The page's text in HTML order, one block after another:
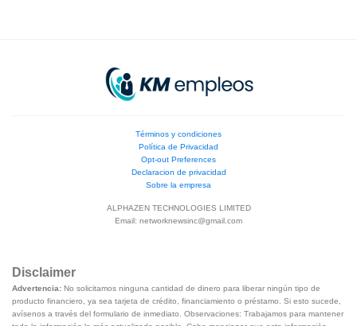
Términos y condiciones
Política de Privacidad
Opt-out Preferences
Declaracion de privacidad
Sobre la empresa
ALPHAZEN TECHNOLOGIES LIMITED
Email: networknewsinc@gmail.com
Disclaimer
Advertencia: No solicitamos ninguna cantidad de dinero para liberar ningún tipo de
producto financiero, ya sea tarjeta de crédito, financiamiento o préstamo. Si esto sucede,
avísenos a través del formulario de inmediato. Observaciones: Trabajamos para mantener